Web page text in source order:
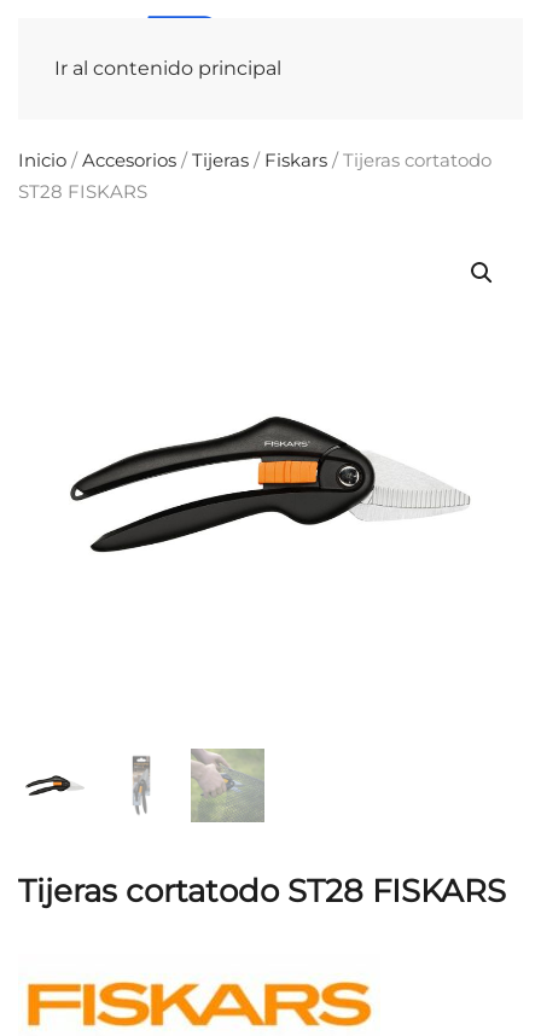
Ir al contenido principal
Inicio /Accesorios /Tijeras / Fiskars / Tijeras cortatodo
ST28 FISKARS
Tijeras cortatodo ST28 FISKARS